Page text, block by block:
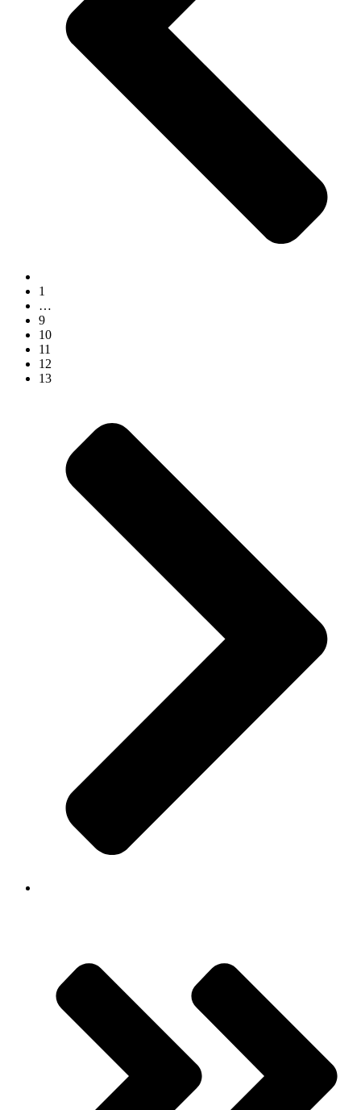
1
…
9
10
11
12
13